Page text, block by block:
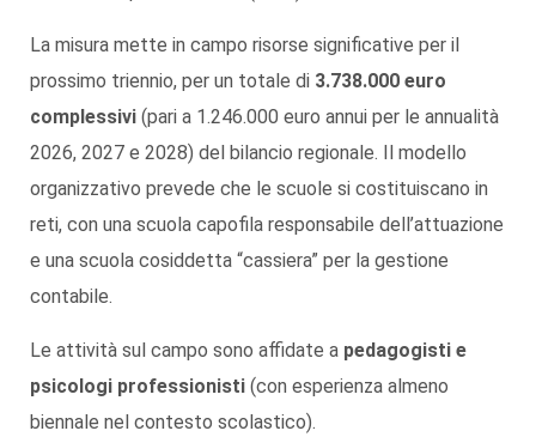
La misura mette in campo risorse significative per il
prossimo triennio, per un totale di 3.738.000 euro
complessivi (pari a 1.246.000 euro annui per le annualità
2026, 2027 e 2028) del bilancio regionale. Il modello
organizzativo prevede che le scuole si costituiscano in
reti, con una scuola capofila responsabile dell’attuazione
e una scuola cosiddetta “cassiera” per la gestione
contabile.
Le attività sul campo sono affidate a pedagogisti e
psicologi professionisti (con esperienza almeno
biennale nel contesto scolastico).